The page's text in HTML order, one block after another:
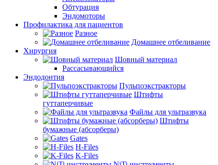
Обтурация
Эндомоторы
Профилактика для пациентов
Разное
Домашнее отбеливание
Хирургия
Шовный материал
Рассасывающийся
Эндодонтия
Пульпоэкстракторы
Штифты
гуттаперчивые
Файлы для ультразвука
Штифты
бумажные (абсорберы)
Gates
H-Files
K-Files